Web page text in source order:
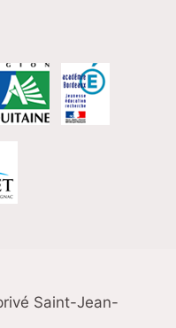
Saint-Jean-